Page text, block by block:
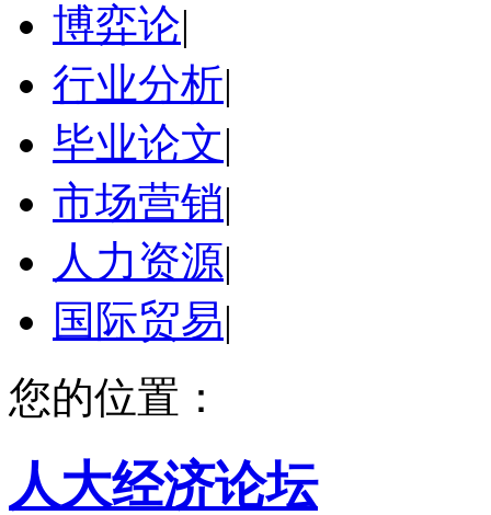
博弈论|
行业分析|
毕业论文|
市场营销|
人力资源|
国际贸易|
您的位置：
人大经济论坛